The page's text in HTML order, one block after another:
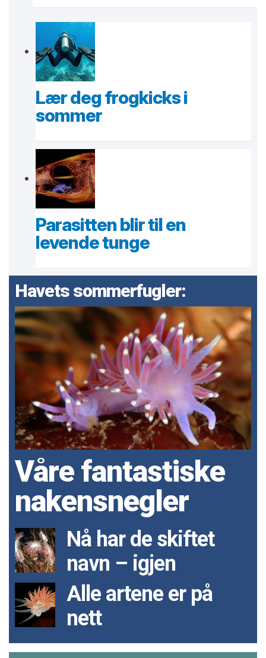
Lær deg frogkicks i
sommer
Parasitten blir til en
levende tunge
Havets sommerfugler:
Våre fantastiske
nakensnegler
Nå har de skiftet
navn – igjen
Alle artene er på
nett